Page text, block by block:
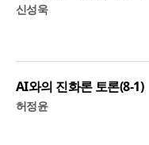
신성욱
AI와의 진화론 토론(8-1)
허정윤